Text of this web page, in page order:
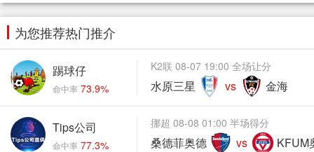
为您推荐热门推介
踢球仔
命中率 73.9%
K2联 08-07 19:00 全场让分
水原三星 vs 金海
Tips公司
命中率 77.3%
挪超 08-08 01:00 半场得分
桑德菲奥德 vs KFUM